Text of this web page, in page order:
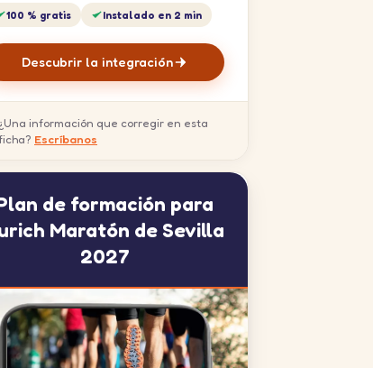
100 % gratis Instalado en 2 min
Descubrir la integración
¿Una información que corregir en esta
Escríbanos
de formación para
Maratón de Sevilla
2027